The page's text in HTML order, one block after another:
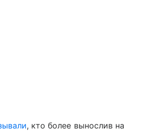
, кто более вынослив на